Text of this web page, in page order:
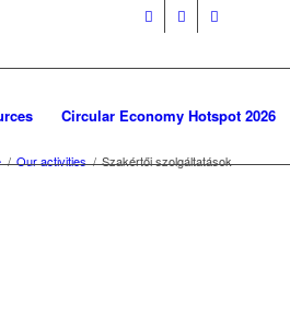
Circular Economy Hotspot 2026
/ Our activities / Szakértői szolgáltatások